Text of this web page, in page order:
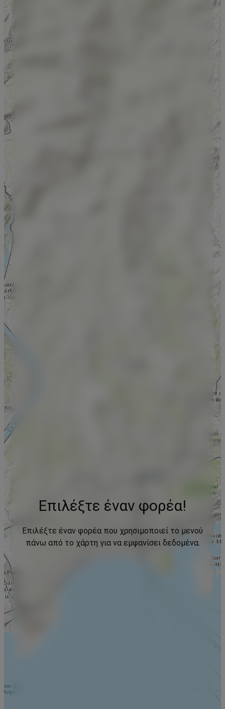
Επιλέξτε έναν φορέα!
Επιλέξτε έναν φορέα που χρησιμοποιεί το μενού
πάνω από το χάρτη για να εμφανίσει δεδομένα.